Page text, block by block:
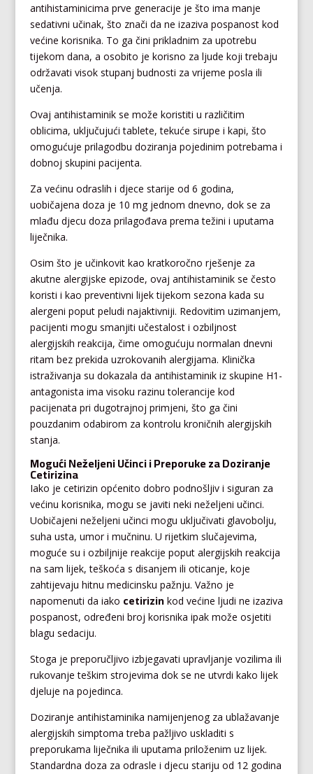
antihistaminicima prve generacije je što ima manje
sedativni učinak, što znači da ne izaziva pospanost kod
većine korisnika. To ga čini prikladnim za upotrebu
tijekom dana, a osobito je korisno za ljude koji trebaju
održavati visok stupanj budnosti za vrijeme posla ili
učenja.
Ovaj antihistaminik se može koristiti u različitim
oblicima, uključujući tablete, tekuće sirupe i kapi, što
omogućuje prilagodbu doziranja pojedinim potrebama i
dobnoj skupini pacijenta.
Za većinu odraslih i djece starije od 6 godina,
uobičajena doza je 10 mg jednom dnevno, dok se za
mlađu djecu doza prilagođava prema težini i uputama
liječnika.
Osim što je učinkovit kao kratkoročno rješenje za
akutne alergijske epizode, ovaj antihistaminik se često
koristi i kao preventivni lijek tijekom sezona kada su
alergeni poput peludi najaktivniji. Redovitim uzimanjem,
pacijenti mogu smanjiti učestalost i ozbiljnost
alergijskih reakcija, čime omogućuju normalan dnevni
ritam bez prekida uzrokovanih alergijama. Klinička
istraživanja su dokazala da antihistaminik iz skupine H1-
antagonista ima visoku razinu tolerancije kod
pacijenata pri dugotrajnoj primjeni, što ga čini
pouzdanim odabirom za kontrolu kroničnih alergijskih
stanja.
Mogući Neželjeni Učinci i Preporuke za Doziranje
Cetirizina
Iako je cetirizin općenito dobro podnošljiv i siguran za
većinu korisnika, mogu se javiti neki neželjeni učinci.
Uobičajeni neželjeni učinci mogu uključivati glavobolju,
suha usta, umor i mučninu. U rijetkim slučajevima,
moguće su i ozbiljnije reakcije poput alergijskih reakcija
na sam lijek, teškoća s disanjem ili oticanje, koje
zahtijevaju hitnu medicinsku pažnju. Važno je
napomenuti da iako cetirizinkod većine ljudi ne izaziva
pospanost, određeni broj korisnika ipak može osjetiti
blagu sedaciju.
Stoga je preporučljivo izbjegavati upravljanje vozilima ili
rukovanje teškim strojevima dok se ne utvrdi kako lijek
djeluje na pojedinca.
Doziranje antihistaminika namijenjenog za ublažavanje
alergijskih simptoma treba pažljivo uskladiti s
preporukama liječnika ili uputama priloženim uz lijek.
Standardna doza za odrasle i djecu stariju od 12 godina